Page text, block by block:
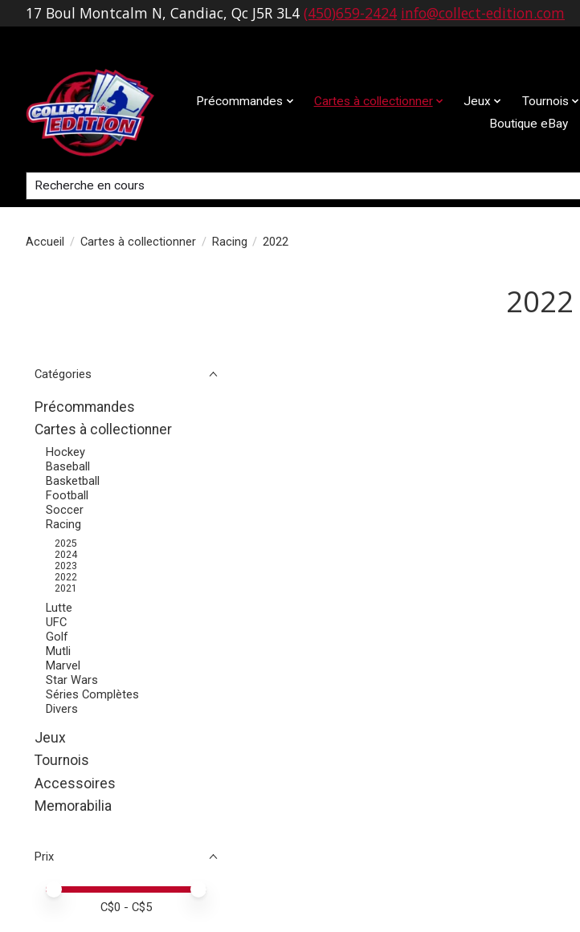
17 Boul Montcalm N, Candiac, Qc J5R 3L4 (450)659-2424 info@collect-edition.com
Précommandes Cartes à collectionner Jeux Tournois
Boutique eBay
Rechercher
Accueil / Cartes à collectionner / Racing / 2022
2022
Catégories
Précommandes
Cartes à collectionner
Hockey
Baseball
Basketball
Football
Soccer
Racing
2025
2024
2023
2022
2021
Lutte
UFC
Golf
Mutli
Marvel
Star Wars
Séries Complètes
Divers
Jeux
Tournois
Accessoires
Memorabilia
Prix
Prix minimum
Price maximum value
C$0 - C$5